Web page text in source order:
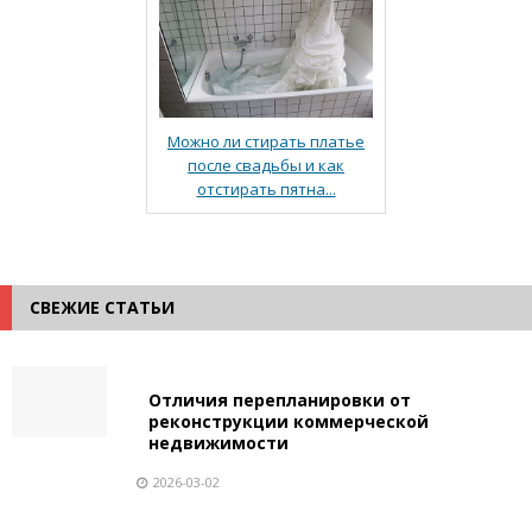
Можно ли стирать платье
после свадьбы и как
отстирать пятна...
СВЕЖИЕ СТАТЬИ
Отличия перепланировки от
реконструкции коммерческой
недвижимости
2026-03-02